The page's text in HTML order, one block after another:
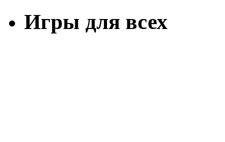
Игры для всех